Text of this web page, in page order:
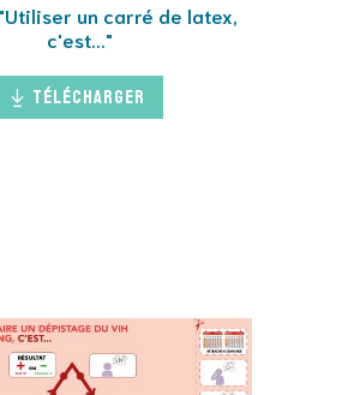
un carré de latex,
c'est..."
Télécharger